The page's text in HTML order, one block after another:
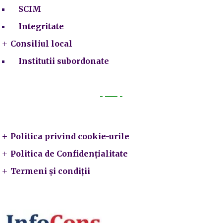
SCIM
Integritate
Consiliul local
Institutii subordonate
Politica privind cookie-urile
Politica de Confidențialitate
Termeni și condiții